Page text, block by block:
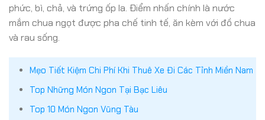
phức, bì, chả, và trứng ốp la. Điểm nhấn chính là nước
mắm chua ngọt được pha chế tinh tế, ăn kèm với đồ chua
và rau sống.
Mẹo Tiết Kiệm Chi Phí Khi Thuê Xe Đi Các Tỉnh Miền Nam
Top Những Món Ngon Tại Bạc Liêu
Top 10 Món Ngon Vũng Tàu